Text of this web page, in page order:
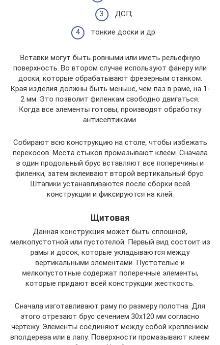
ДСП;
тонкие доски и др.
Вставки могут быть ровными или иметь рельефную
поверхность. Во втором случае используют фанеру или
доски, которые обрабатывают фрезерным станком.
Края изделия должны быть меньше, чем паз в раме, на 1-
2 мм. Это позволит филенкам свободно двигаться.
Когда все элементы готовы, производят обработку
антисептиками.
Собирают всю конструкцию на столе, чтобы избежать
перекосов. Места стыков промазывают клеем. Сначала
в один продольный брус вставляют все поперечины и
филенки, затем вклеивают второй вертикальный брус.
Штапики устанавливаются после сборки всей
конструкции и фиксируются на клей.
Щитовая
Данная конструкция может быть сплошной,
мелкопустотной или пустотелой. Первый вид состоит из
рамы и досок, которые укладываются между
вертикальными элементами. Пустотелые и
мелкопустотные содержат поперечные элементы,
которые придают всей конструкции жесткость.
Сначала изготавливают раму по размеру полотна. Для
этого отрезают брус сечением 30х120 мм согласно
чертежу. Элементы соединяют между собой креплением
вполдерева или в лапу. Поверхности промазывают клеем